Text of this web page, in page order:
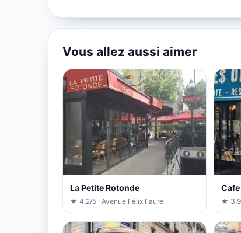
Vous allez aussi aimer
La Petite Rotonde
★ 4.2/5 · Avenue Félix Faure ★